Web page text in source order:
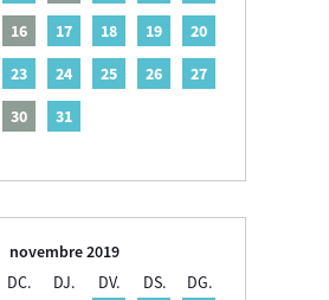
16 17 18 19
20
23 24 25 26
27
30 31
novembre 2019
DC. DJ. DV. DS.
DG.